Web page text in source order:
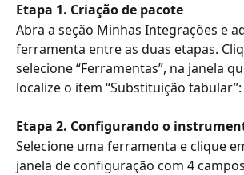
Etapa 1. Criação de pacote
Abra a seção Minhas Integrações e
ferramenta entre as duas etapas.
selecione “Ferramentas”, na janela
localize o item “Substituição tabular”:
Etapa 2. Configurando o
Selecione uma ferramenta e clique
janela de configuração com 4